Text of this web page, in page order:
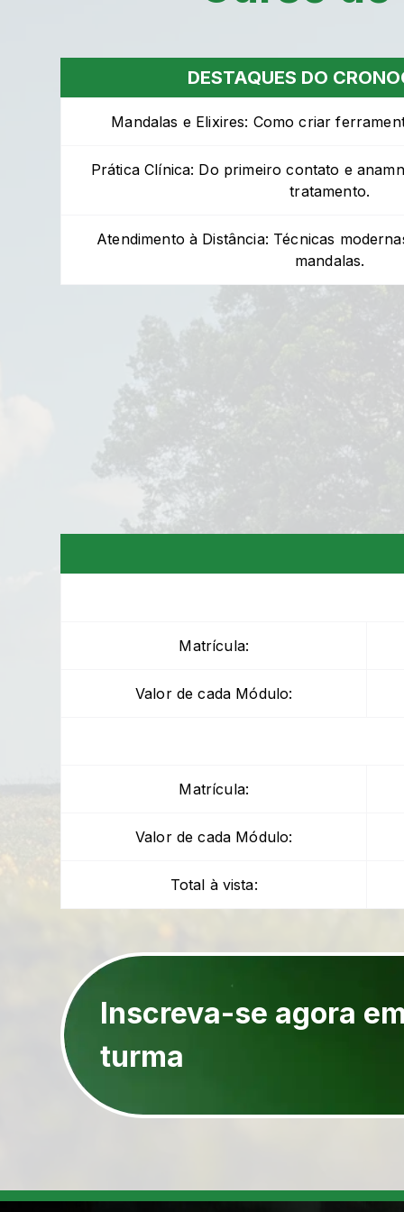
DESTAQUES DO
Mandalas e Elixires: Como criar
Prática Clínica: Do primeiro contato e
tratamento.
Atendimento à Distância: Técnicas
mandalas.
Matrícula:
Valor de cada Módulo:
Matrícula:
Valor de cada Módulo:
Total à vista:
Inscreva-se agora
turma